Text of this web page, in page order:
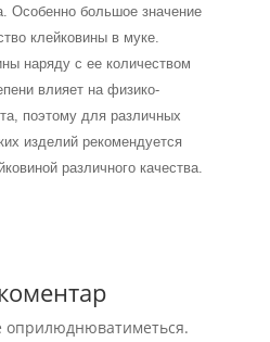
Особенно большое значение
клейковины в муке.
наряду с ее количеством
влияет на физико-
поэтому для различных
изделий рекомендуется
различного качества.
оприлюднюватиметься.